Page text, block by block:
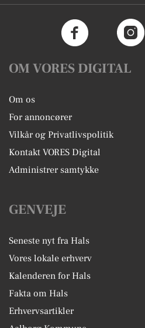
OM VORES DIGITAL
Om os
For annoncører
Vilkår og Privatlivspolitik
Kontakt VORES Digital
Administrer samtykke
GENVEJE
Seneste nyt fra Hals
Vores lokale erhverv
Kalenderen for Hals
Fakta om Hals
Erhvervsartikler